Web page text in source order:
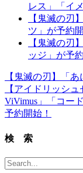
レス」「イ
【鬼滅の刃
ツ」が予約
【鬼滅の刃
ッジ」が予
【鬼滅の刃】「
【アイドリッシ
ViVimus」「コー
予約開始！
検 索